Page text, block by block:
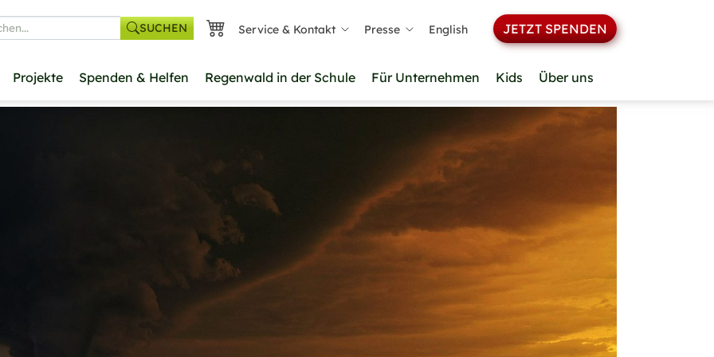
SUCHEN Service & Kontakt Presse English JETZT SPENDEN
Projekte Spenden & Helfen Regenwald in der Schule Für Unternehmen Kids Über uns